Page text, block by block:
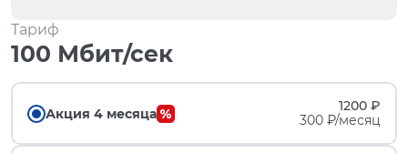
Тариф
100 Мбит/сек
Акция 4 месяца
1200 ₽
300 ₽/месяц